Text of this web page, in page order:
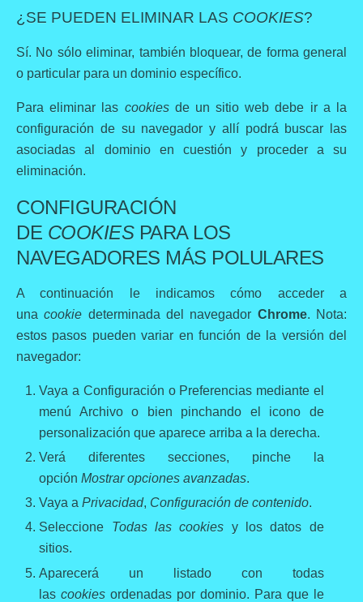
¿SE PUEDEN ELIMINAR LAS COOKIES?
Sí. No sólo eliminar, también bloquear, de forma general
o particular para un dominio específico.
Para eliminar las cookiesde un sitio web debe ir a la
configuración de su navegador y allí podrá buscar las
asociadas al dominio en cuestión y proceder a su
eliminación.
CONFIGURACIÓN
DE COOKIESPARA LOS
NAVEGADORES MÁS POLULARES
A continuación le indicamos cómo acceder a
unacookie determinada del navegador Chrome. Nota:
estos pasos pueden variar en función de la versión del
navegador:
Vaya a Configuración o Preferencias mediante el
menú Archivo o bien pinchando el icono de
personalización que aparece arriba a la derecha.
Verá diferentes secciones, pinche la
opciónMostrar opciones avanzadas.
Vaya aPrivacidad, Configuración de contenido.
Seleccione Todas las cookies y los datos de
sitios.
Aparecerá un listado con todas
lascookies ordenadas por dominio. Para que le